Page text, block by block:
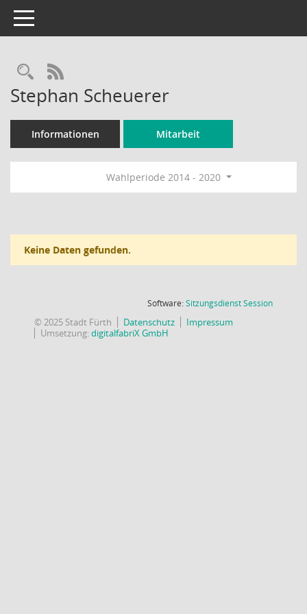
Toggle navigation
Rechercheauswahl
RSS-Feed
Stephan Scheuerer
Informationen Mitarbeit
Wahlperiode 2014 - 2020
Keine Daten gefunden.
Software:SitzungsdienstSession(Wird in
© 2025 Stadt Fürth Datenschutz
Impressum
Umsetzung:digitalfabriX GmbH